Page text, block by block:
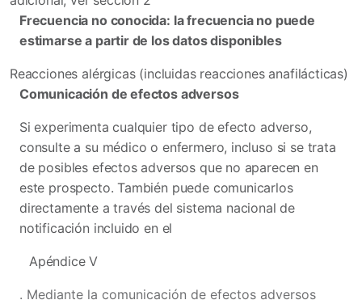
Frecuencia no conocida: la frecuencia no puede
estimarse a partir de los datos disponibles
Reacciones alérgicas (incluidas reacciones anafilácticas)
Comunicación de efectos adversos
Si experimenta cualquier tipo de efecto adverso,
consulte a su médico o enfermero, incluso si se trata
de posibles efectos adversos que no aparecen en
este prospecto. También puede comunicarlos
directamente a través del sistema nacional de
notificación incluido en el
Apéndice V
. Mediante la comunicación de efectos adversos